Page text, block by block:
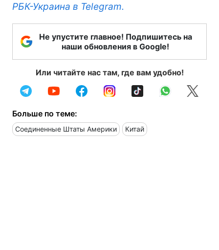
РБК-Украина в Telegram.
Не упустите главное! Подпишитесь на
наши обновления в Google!
Или читайте нас там, где вам удобно!
Больше по теме:
Соединенные Штаты Америки Китай